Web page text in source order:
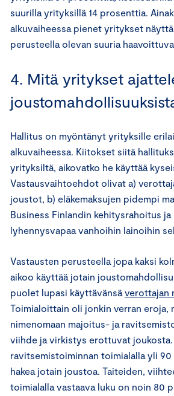
suurilla yrityksillä 14 prosenttia.
alkuvaiheessa pienet yritykset
perusteella olevan suuria
4. Mitä yritykset
Hallitus on myöntänyt yrityksille
alkuvaiheessa. Kiitokset siitä
yrityksiltä, aikovatko he käyttää
Vastausvaihtoehdot olivat a)
joustot, b) eläkemaksujen pidempi
Business Finlandin kehitysrahoitus
lyhennysvapaa vanhoihin lainoihin
Vastausten perusteella jopa kaksi
aikoo käyttää jotain
puolet lupasi käyttävänsä verottajan
Toimialoittain oli jonkin verran eroja,
nimenomaan majoitus- ja
viihde ja virkistys erottuvat
ravitsemistoiminnan toimialalla yli
hakea jotain joustoa. Taiteiden,
toimialalla vastaava luku on noin 80